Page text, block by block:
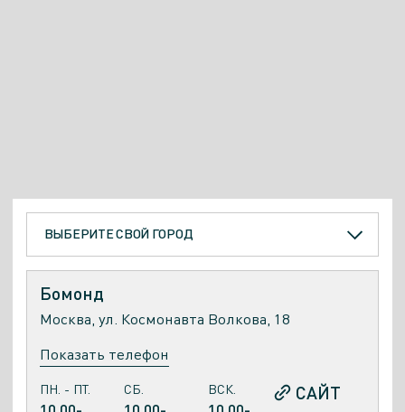
ВЫБЕРИТЕ СВОЙ ГОРОД
Бомонд
Москва, ул. Космонавта Волкова, 18
Показать телефон
ПН. - ПТ. СБ. ВСК. САЙТ